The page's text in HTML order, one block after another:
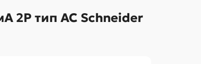
2P тип АС Schneider